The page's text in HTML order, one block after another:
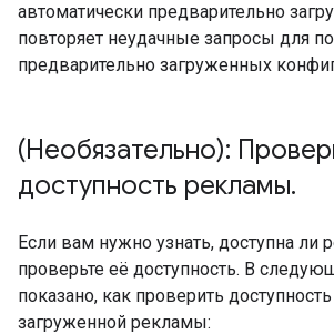
автоматически предварительно
повторяет неудачные запросы для
предварительно загруженных
(Необязательно):
доступность рекламы.
Если вам нужно узнать, доступна ли
проверьте её доступность. В
показано, как проверить
загруженной рекламы: